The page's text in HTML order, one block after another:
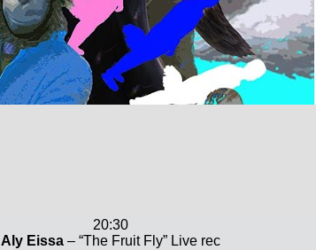
20:30
Aly Eissa – “The Fruit Fly” Live rec